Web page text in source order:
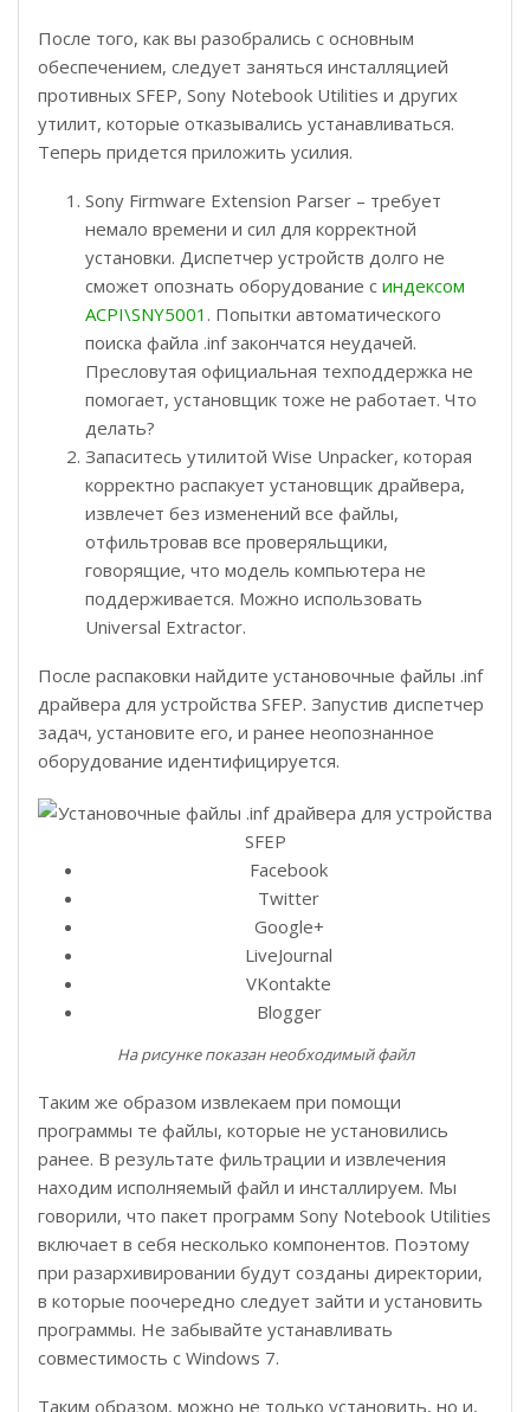
После того, как вы разобрались с основным
обеспечением, следует заняться инсталляцией
противных SFEP, Sony Notebook Utilities и других
утилит, которые отказывались устанавливаться.
Теперь придется приложить усилия.
Sony Firmware Extension Parser – требует
немало времени и сил для корректной
установки. Диспетчер устройств долго не
сможет опознать оборудование с индексом
ACPI\SNY5001 . Попытки автоматического
поиска файла .inf закончатся неудачей.
Пресловутая официальная техподдержка не
помогает, установщик тоже не работает. Что
делать?
Запаситесь утилитой Wise Unpacker, которая
корректно распакует установщик драйвера,
извлечет без изменений все файлы,
отфильтровав все проверяльщики,
говорящие, что модель компьютера не
поддерживается. Можно использовать
Universal Extractor.
После распаковки найдите установочные файлы .inf
драйвера для устройства SFEP. Запустив диспетчер
задач, установите его, и ранее неопознанное
оборудование идентифицируется.
Facebook
Twitter
Google+
LiveJournal
VKontakte
Blogger
На рисунке показан необходимый файл
Таким же образом извлекаем при помощи
программы те файлы, которые не установились
ранее. В результате фильтрации и извлечения
находим исполняемый файл и инсталлируем. Мы
говорили, что пакет программ Sony Notebook Utilities
включает в себя несколько компонентов. Поэтому
при разархивировании будут созданы директории,
в которые поочередно следует зайти и установить
программы. Не забывайте устанавливать
совместимость с Windows 7.
Таким образом, можно не только установить, но и,